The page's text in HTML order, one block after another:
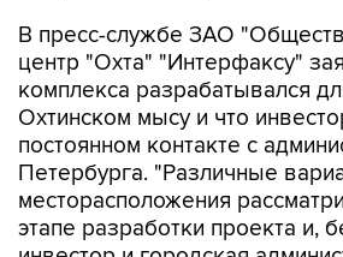
В пресс-службе ЗАО
центр "Охта" "Интерфаксу"
комплекса разрабатывался
Охтинском мысу и что
постоянном контакте с
Петербурга. "Различные
месторасположения
этапе разработки проекта и,